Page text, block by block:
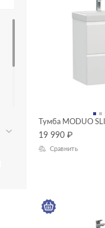
Тумба MODUO
19 990 ₽
Сравнить